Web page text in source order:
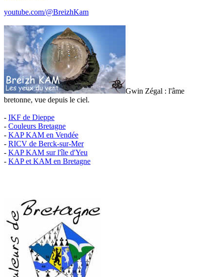
youtube.com/@BreizhKam
Gwin Zégal : l'âme
bretonne, vue depuis le ciel.
- IKF de Dieppe
- Couleurs Bretagne
- KAP KAM en Vendée
- RICV de Berck-sur-Mer
- KAP KAM sur l'île d'Yeu
- KAP et KAM en Bretagne